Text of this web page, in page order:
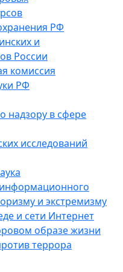
РФ
и
России
комиссия
РФ
надзору в сфере
исследований
и экстремизму
и сети Интернет
образе жизни
террора